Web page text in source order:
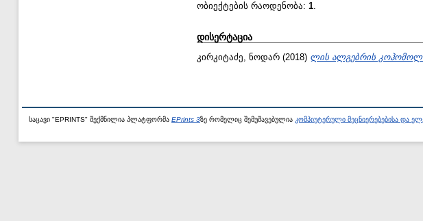
ობიექტების რაოდენობა: 1.
დისერტაცია
კირკიტაძე, ნოდარ (2018) ლის ალგებრის
საცავი "EPRINTS" შექმნილია პლატფორმა EPrints 3ზე რომელიც შემუშავებულია კომპიუტერული მეცნიერებებისა და